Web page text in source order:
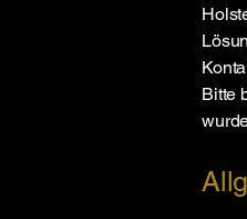
Bitte